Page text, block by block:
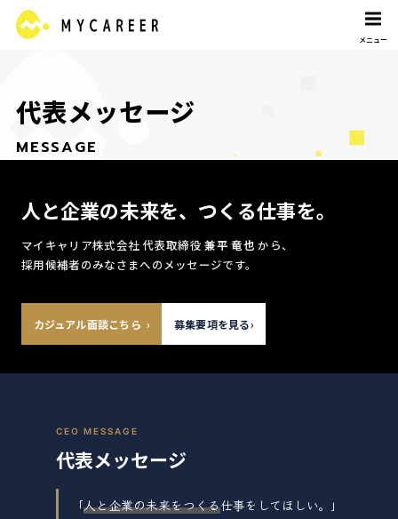
代表メッセージ
MESSAGE
人と企業の未来を、 つくる仕事を。
マイキャリア株式会社 代表取締役兼平 竜也 から、
採用候補者のみなさまへのメッセージです。
› 募集要項を見る›
CEO MESSAGE
代表メッセージ
「人と企業の未来をつくる仕事をしてほしい。」